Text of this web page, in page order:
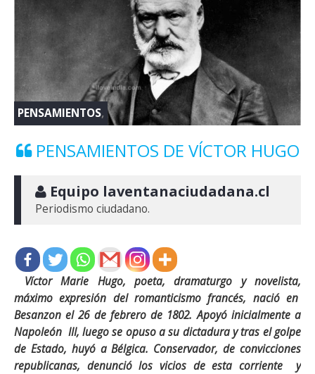
PENSAMIENTOS,
PENSAMIENTOS DE VÍCTOR HUGO
Equipo laventanaciudadana.cl
Periodismo ciudadano.
Víctor Marie Hugo, poeta, dramaturgo y novelista,
máximo expresión del romanticismo francés, nació en
Besanzon el 26 de febrero de 1802. Apoyó inicialmente a
Napoleón III, luego se opuso a su dictadura y tras el golpe
de Estado, huyó a Bélgica. Conservador, de convicciones
republicanas, denunció los vicios de esta corriente y